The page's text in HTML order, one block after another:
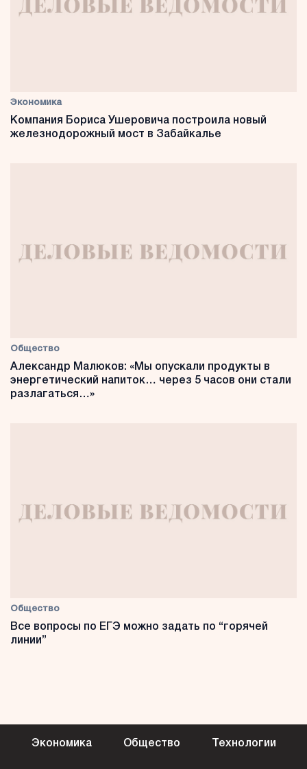
Экономика
Компания Бориса Ушеровича построила новый
железнодорожный мост в Забайкалье
Общество
Александр Малюков: «Мы опускали продукты в
энергетический напиток… через 5 часов они стали
разлагаться…»
Общество
Все вопросы по ЕГЭ можно задать по “горячей
линии”
Экономика Общество Технологии